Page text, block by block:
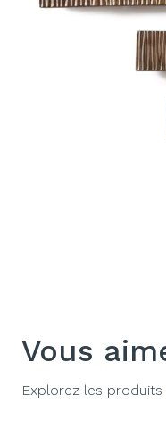
Vous
Explorez les